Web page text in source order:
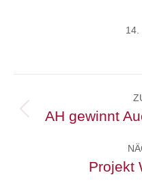
14.
AH gewinnt
Projekt